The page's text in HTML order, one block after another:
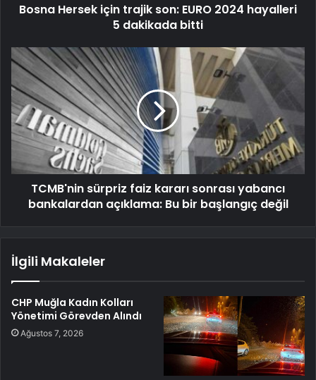
Bosna Hersek için trajik son: EURO 2024 hayalleri
5 dakikada bitti
TCMB'nin sürpriz faiz kararı sonrası yabancı
bankalardan açıklama: Bu bir başlangıç değil
İlgili Makaleler
CHP Muğla Kadın Kolları
Yönetimi Görevden Alındı
Ağustos 7, 2026